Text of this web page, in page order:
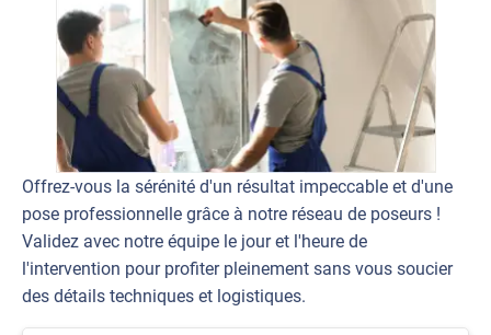
Offrez-vous la sérénité d'un résultat impeccable et d'une
pose professionnelle grâce à notre réseau de poseurs !
Validez avec notre équipe le jour et l'heure de
l'intervention pour profiter pleinement sans vous soucier
des détails techniques et logistiques.